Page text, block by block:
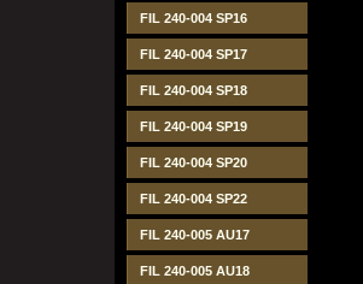
FIL 240-004 SP16
FIL 240-004 SP17
FIL 240-004 SP18
FIL 240-004 SP19
FIL 240-004 SP20
FIL 240-004 SP22
FIL 240-005 AU17
FIL 240-005 AU18